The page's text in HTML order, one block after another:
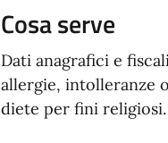
Cosa serve
Dati anagrafici e
allergie, intolleranze
diete per fini religiosi.